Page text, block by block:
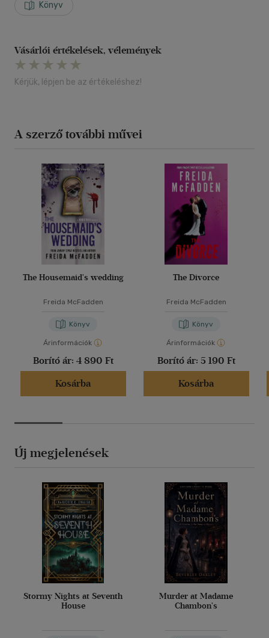
Könyv
Vásárlói értékelések, vélemények
Kérjük, lépjen be az értékeléshez!
A szerző további művei
The Housemaid's wedding
Freida McFadden
Könyv
Árinformációk
Borító ár: 4 890 Ft
Kosárba
The Divorce
Freida McFadden
Könyv
Árinformációk
Borító ár: 5 190 Ft
Kosárba
Új megjelenések
Stormy Nights at Seventh
House
Murder at Madame
Chambon's